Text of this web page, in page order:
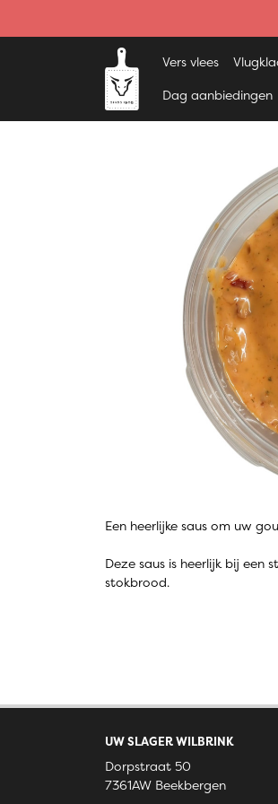
Vers vlees
Dag aanbiedingen
Een heerlijke saus om uw
Deze saus is heerlijk bij een
stokbrood.
UW SLAGER WILBRINK
Dorpstraat 50
7361AW Beekbergen